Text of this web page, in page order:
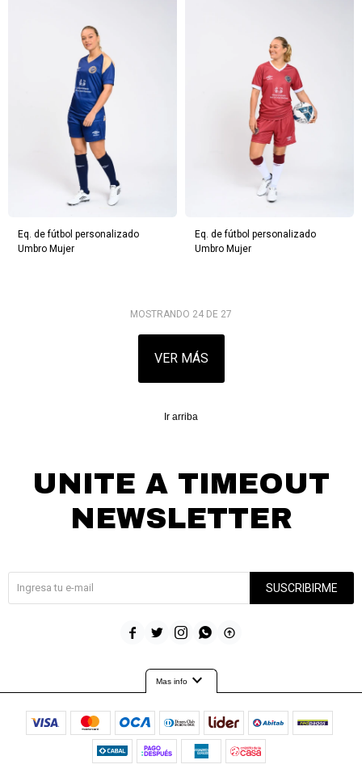
Eq. de fútbol personalizado
Umbro Mujer
Eq. de fútbol personalizado
Umbro Mujer
MOSTRANDO 24 DE 27
VER MÁS
Ir arriba
UNITE A TIMEOUT
NEWSLETTER
SUSCRIBIRME
    
Mas infoexpand_more